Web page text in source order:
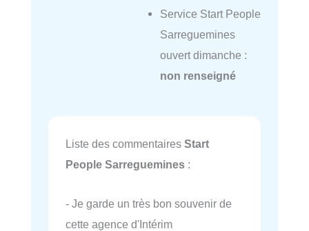
Service Start People
Sarreguemines
ouvert dimanche :
non renseigné
Liste des commentaires Start
People Sarreguemines :
- Je garde un très bon souvenir de
cette agence d'Intérim